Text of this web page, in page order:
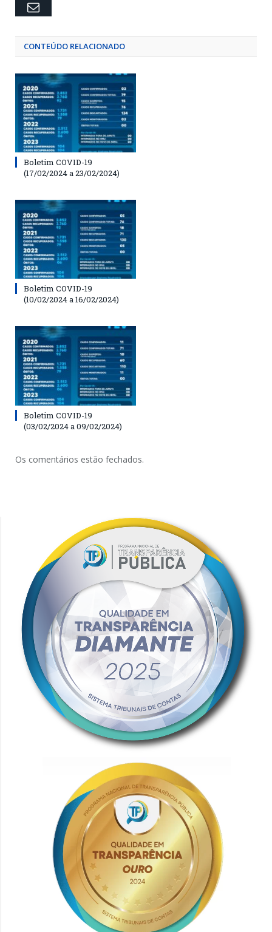
Email
CONTEÚDO RELACIONADO
Boletim COVID-19
(17/02/2024 a 23/02/2024)
Boletim COVID-19
(10/02/2024 a 16/02/2024)
Boletim COVID-19
(03/02/2024 a 09/02/2024)
Os comentários estão fechados.